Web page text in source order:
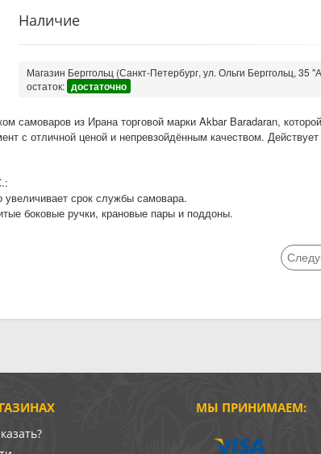
Наличие
Магазин Берггольц (Санкт-Петербург, ул. Ольги Берггольц, 35
остаток: достаточно
самоваров из Ирана торговой марки Akbar Baradaran,
с отличной ценой и непревзойдённым качеством. Действует
увеличивает срок службы самовара.
боковые ручки, крановые пары и поддоны.
МЫ ПРИНИМАЕМ: